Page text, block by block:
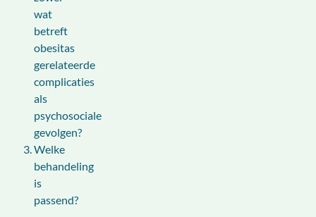
wat
betreft
obesitas
gerelateerde
complicaties
als
psychosociale
gevolgen?
Welke
behandeling
is
passend?